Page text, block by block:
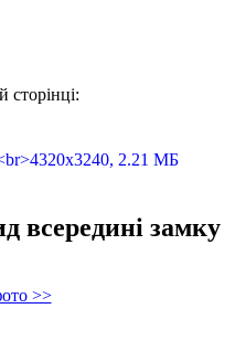
сторінці:
всередині замку
>>